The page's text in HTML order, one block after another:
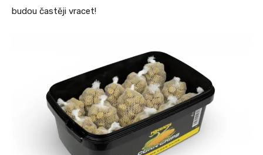
budou častěji vracet!